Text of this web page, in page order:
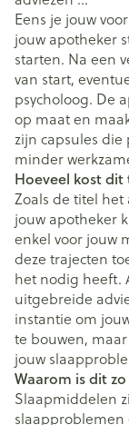
Eens je jouw
jouw apotheker
starten. Na een
van start,
psycholoog. De
op maat en
zijn capsules die
minder
Hoeveel kost
Zoals de titel
jouw apotheker
enkel voor jouw
deze trajecten
het nodig heeft.
uitgebreide
instantie om
te bouwen,
jouw
Waarom is dit
Slaapmiddelen
slaapproblemen